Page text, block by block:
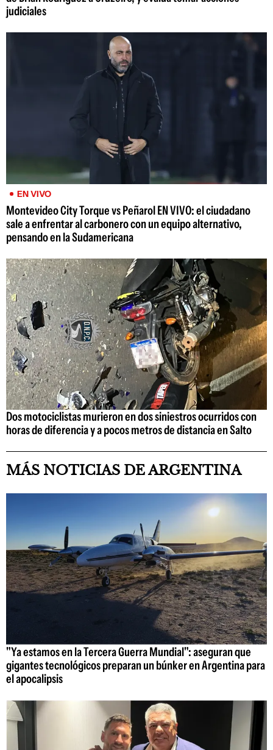
judiciales
EN VIVO
Montevideo City Torque vs Peñarol EN VIVO: el ciudadano
sale a enfrentar al carbonero con un equipo alternativo,
pensando en la Sudamericana
Dos motociclistas murieron en dos siniestros ocurridos con
horas de diferencia y a pocos metros de distancia en Salto
MÁS NOTICIAS DE ARGENTINA
"Ya estamos en la Tercera Guerra Mundial": aseguran que
gigantes tecnológicos preparan un búnker en Argentina para
el apocalipsis